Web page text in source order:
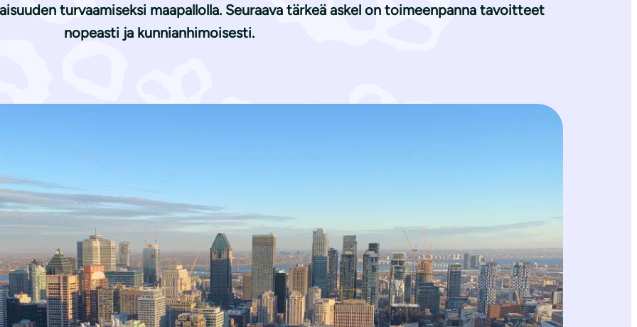
turvaamiseksi maapallolla. Seuraava tärkeä askel on toimeenpanna tavoitteet
nopeasti ja kunnianhimoisesti.